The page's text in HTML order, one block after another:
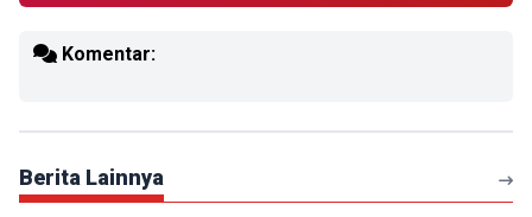
Komentar:
Berita Lainnya